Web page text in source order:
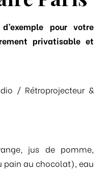
pour votre
privatisable et
/ Rétroprojecteur &
jus de pomme,
pain au chocolat), eau